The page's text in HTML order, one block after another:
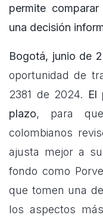
permite
una decisión
Bogotá, junio de
oportunidad de
2381 de 2024. El
plazo, para
colombianos
ajusta mejor a
fondo como
que tomen una
los aspectos